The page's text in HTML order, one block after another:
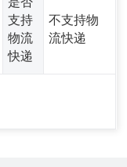
支持
物流
快递
不支持物
流快递